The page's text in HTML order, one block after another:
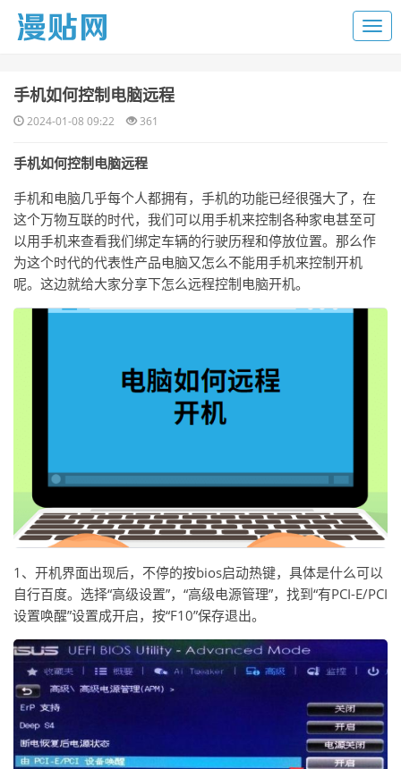
​手机如何控制电脑远程
2024-01-08 09:22 361
手机如何控制电脑远程
手机和电脑几乎每个人都拥有，手机的功能已经很强大了，在
这个万物互联的时代，我们可以用手机来控制各种家电甚至可
以用手机来查看我们绑定车辆的行驶历程和停放位置。那么作
为这个时代的代表性产品电脑又怎么不能用手机来控制开机
呢。这边就给大家分享下怎么远程控制电脑开机。
1、开机界面出现后，不停的按bios启动热键，具体是什么可以
自行百度。选择“高级设置”，“高级电源管理”，找到“有PCI-E/PCI
设置唤醒”设置成开启，按“F10”保存退出。